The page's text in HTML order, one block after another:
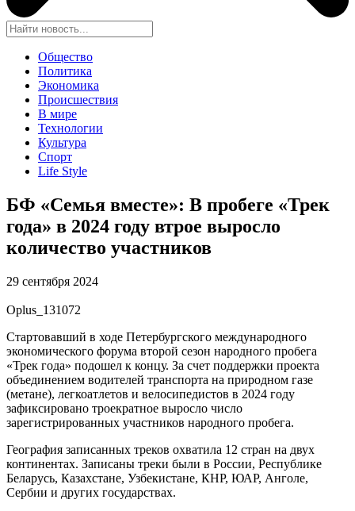
Общество
Политика
Экономика
Происшествия
В мире
Технологии
Культура
Спорт
Life Style
БФ «Семья вместе»: В пробеге «Трек
года» в 2024 году втрое выросло
количество участников
29 сентября 2024
Oplus_131072
Стартовавший в ходе Петербургского международного
экономического форума второй сезон народного пробега
«Трек года» подошел к концу. За счет поддержки проекта
объединением водителей транспорта на природном газе
(метане), легкоатлетов и велосипедистов в 2024 году
зафиксировано троекратное выросло число
зарегистрированных участников народного пробега.
География записанных треков охватила 12 стран на двух
континентах. Записаны треки были в России, Республике
Беларусь, Казахстане, Узбекистане, КНР, ЮАР, Анголе,
Сербии и других государствах.